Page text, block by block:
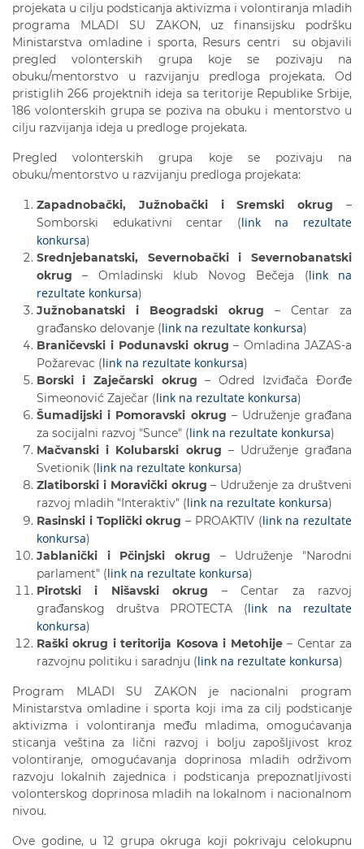
projekata u cilju podsticanja aktivizma i volontiranja mladih
programa MLADI SU ZAKON, uz finansijsku podršku
Ministarstva omladine i sporta, Resurs centri su objavili
pregled volonterskih grupa koje se pozivaju na
obuku/mentorstvo u razvijanju predloga projekata. Od
pristiglih 266 projektnih ideja sa teritorije Republike Srbije,
186 volonterskih grupa se poziva na obuku i mentorstvo u
cilju razvijanja ideja u predloge projekata.
Pregled volonterskih grupa koje se pozivaju na
obuku/mentorstvo u razvijanju predloga projekata:
Zapadnobački, Južnobački i Sremski okrug –
Somborski edukativni centar (link na rezultate
konkursa)
Srednjebanatski, Severnobački i Severnobanatski
okrug – Omladinski klub Novog Bečeja (link na
rezultate konkursa)
Južnobanatski i Beogradski okrug – Centar za
građansko delovanje (link na rezultate konkursa)
Braničevski i Podunavski okrug – Omladina JAZAS-a
Požarevac (link na rezultate konkursa)
Borski i Zaječarski okrug – Odred Izviđača Đorđe
Simeonović Zaječar (link na rezultate konkursa)
Šumadijski i Pomoravski okrug – Udruženje građana
za socijalni razvoj "Sunce" (link na rezultate konkursa)
Mačvanski i Kolubarski okrug – Udruženje građana
Svetionik (link na rezultate konkursa)
Zlatiborski i Moravički okrug – Udruženje za društveni
razvoj mladih "Interaktiv" (link na rezultate konkursa)
Rasinski i Toplički okrug – PROAKTIV (link na rezultate
konkursa)
Jablanički i Pčinjski okrug – Udruženje "Narodni
parlament" (link na rezultate konkursa)
Pirotski i Nišavski okrug – Centar za razvoj
građanskog društva PROTECTA (link na rezultate
konkursa)
Raški okrug i teritorija Kosova i Metohije– Centar za
razvojnu politiku i saradnju (link na rezultate konkursa)
Program MLADI SU ZAKON je nacionalni program
Ministarstva omladine i sporta koji ima za cilj podsticanje
aktivizma i volontiranja među mladima, omogućavanja
sticanja veština za lični razvoj i bolju zapošljivost kroz
volontiranje, omogućavanja doprinosa mladih održivom
razvoju lokalnih zajednica i podsticanja prepoznatljivosti
volonterskog doprinosa mladih na lokalnom i nacionalnom
nivou.
Ove godine, u 12 grupa okruga koji pokrivaju celokupnu